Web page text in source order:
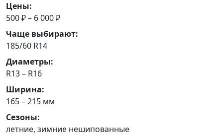
Цены:
500 ₽ – 6 000 ₽
Чаще выбирают:
185/60 R14
Диаметры:
R13 – R16
Ширина:
165 – 215 мм
Сезоны:
летние, зимние нешипованные